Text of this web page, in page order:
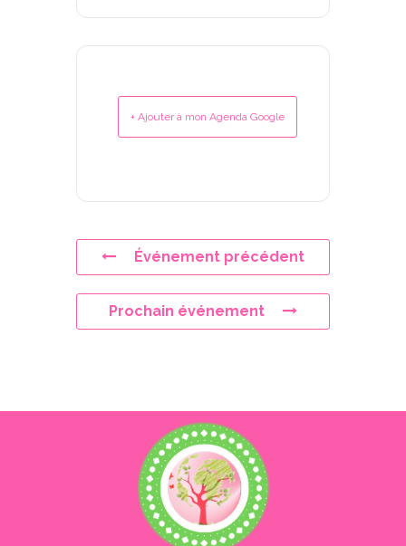
+ Ajouter à mon Agenda Google
Événement précédent
Prochain événement